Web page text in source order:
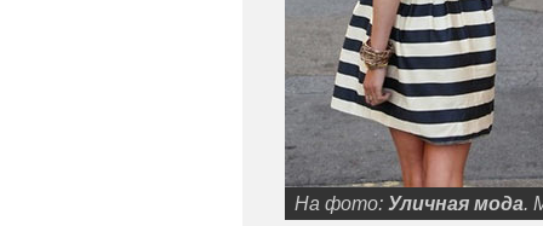
На фото: Уличная мода.